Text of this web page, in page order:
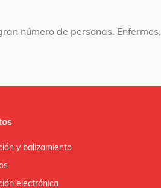
número de personas. Enfermos,
y balizamiento
electrónica